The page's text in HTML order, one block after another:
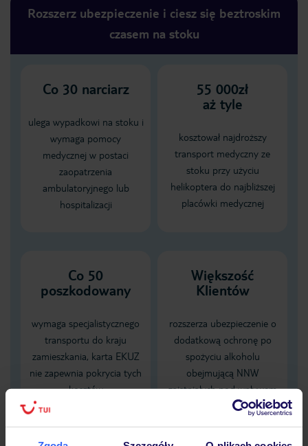
Rozszerz ubezpieczenie i ciesz się beztroskim
czasem na stoku
Co 30 narciarz
ulega wypadkowi na stoku i
wymaga pomocy
medycznej w postaci
zaopatrzenia
ambulatoryjnego lub
hospitalizacji
55 000zł
aż tyle
kosztował najdroższy
transport medyczny ze
stoku przy użyciu
helikoptera do najbliższej
placówki medycznej
Co 50
poszkodowany
wymaga specjalistycznego
transportu do kraju
zamieszkania, karta EKUZ
nie zapewnia pokrycia tych
kosztów
Większość
Klientów
rozszerza ubezpieczenie o
dodatkową ochronę po
spożyciu alkoholu
obejmującą NNW
zaistniałych pod wpływem
alkoholu